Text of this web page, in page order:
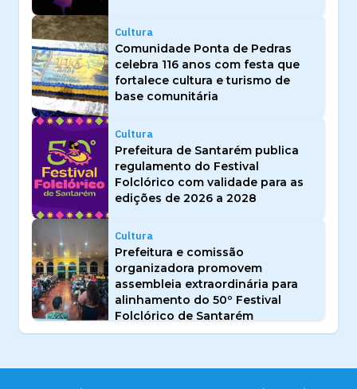
Cultura
Comunidade Ponta de Pedras
celebra 116 anos com festa que
fortalece cultura e turismo de
base comunitária
Cultura
Prefeitura de Santarém publica
regulamento do Festival
Folclórico com validade para as
edições de 2026 a 2028
Cultura
Prefeitura e comissão
organizadora promovem
assembleia extraordinária para
alinhamento do 50º Festival
Folclórico de Santarém